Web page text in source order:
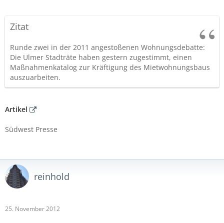
Zitat
Runde zwei in der 2011 angestoßenen Wohnungsdebatte:
Die Ulmer Stadträte haben gestern zugestimmt, einen
Maßnahmenkatalog zur Kräftigung des Mietwohnungsbaus
auszuarbeiten.
Artikel
Südwest Presse
reinhold
25. November 2012